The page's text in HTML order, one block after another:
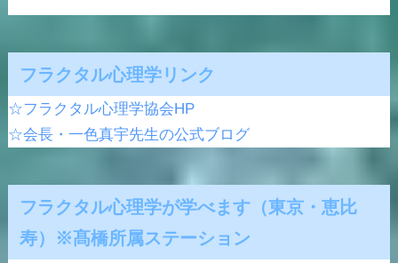
フラクタル心理学リンク
☆フラクタル心理学協会HP
☆会長・一色真宇先生の公式ブログ
フラクタル心理学が学べます（東京・恵比
寿）※髙橋所属ステーション